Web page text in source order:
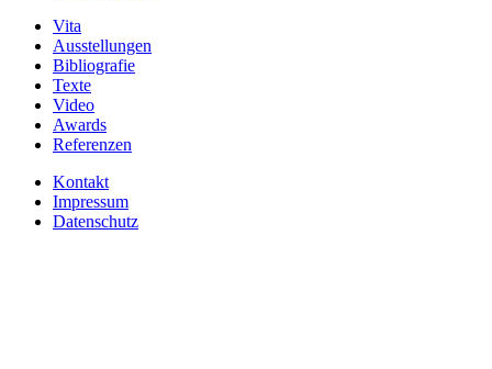
Vita
Ausstellungen
Bibliografie
Texte
Video
Awards
Referenzen
Kontakt
Impressum
Datenschutz